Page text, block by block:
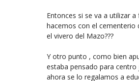
Entonces si se va a utilizar
hacemos con el cementerio
el vivero del Mazo???
Y otro punto , como bien
estaba pensado para
ahora se lo regalamos a